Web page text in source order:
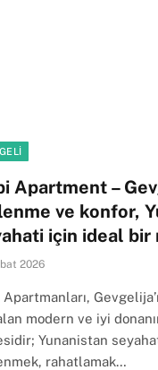
Apartment –
ve konfor,
için ideal bir
2026
Apartmanları,
modern ve iyi
Yunanistan
rahatlamak…